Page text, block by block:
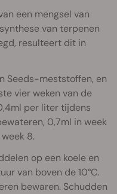
een mengsel van
van terpenen
resulteert dit in
Seeds-meststoffen, en
vier weken van de
per liter tijdens
0,7ml in week
8.
op een koele en
van boven de 10°C.
bewaren. Schudden